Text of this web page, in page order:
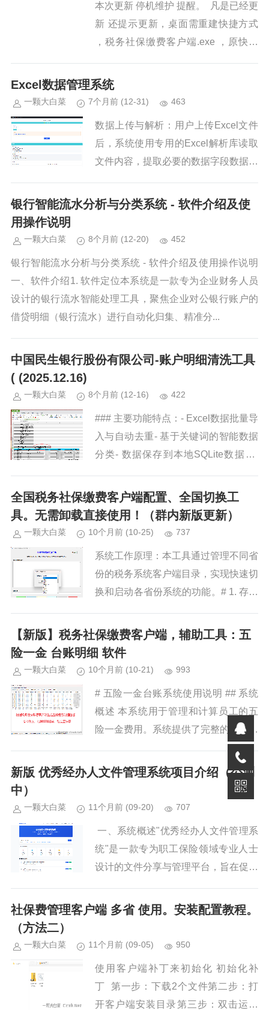
本次更新 停机维护 提醒。 凡是已经更
新 还提示更新，桌面需重建快捷方式
，税务社保缴费客户端.exe ，原快捷
不更新不影响使用。本次还更新了 蓝
屏、黑屏...
Excel数据管理系统
一颗大白菜 7个月前 (12-31) 463
数据上传与解析：用户上传Excel文件
后，系统使用专用的Excel解析库读取
文件内容，提取必要的数据字段数据临
内存和用户浏览器会话中，不写入任何
银行智能流水分析与分类系统 - 软件介绍及使
用操作说明
一颗大白菜 8个月前 (12-20) 452
银行智能流水分析与分类系统 - 软件介绍及使用操作说明
一、软件介绍1. 软件定位本系统是一款专为企业财务人员
设计的银行流水智能处理工具，聚焦企业对公银行账户的
借贷明细（银行流水）进行自动化归集、精准分...
中国民生银行股份有限公司-账户明细清洗工具
( (2025.12.16)
一颗大白菜 8个月前 (12-16) 422
### 主要功能特点：- Excel数据批量导
入与自动去重- 基于关键词的智能数据
分类- 数据保存到本地SQLite数据库-
删改查管理- 多工作表Excel报表导...
全国税务社保缴费客户端配置、全国切换工
具。无需卸载直接使用！（群内新版更新）
一颗大白菜 10个月前 (10-25) 737
系统工作原理：本工具通过管理不同省
份的税务系统客户端目录，实现快速切
换和启动各省份系统的功能。# 1. 存储
储在工具所在目录下 ...
【新版】税务社保缴费客户端，辅助工具：五
险一金 台账明细 软件
一颗大白菜 10个月前 (10-21) 993
# 五险一金台账系统使用说明 ## 系统
概述 本系统用于管理和计算员工的五
险一金费用。系统提供了完整的数据导
入、计算、统计和导出功能。 ## 系统
功能 ### 1. 员工数据管理...
新版 优秀经办人文件管理系统项目介绍（公测
中）
一颗大白菜 11个月前 (09-20) 707
一、系统概述"优秀经办人文件管理系
统"是一款专为职工保险领域专业人士
设计的文件分享与管理平台，旨在促进
业经验。系统提供便捷的文件上传、...
社保费管理客户端 多省 使用。安装配置教程。
（方法二）
一颗大白菜 11个月前 (09-05) 950
使用客户端补丁来初始化 初始化补
丁 第一步：下载2个文件第二步：打
开客户端安装目录第三步：双击运行